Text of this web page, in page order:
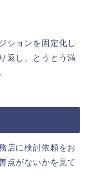
ションを固定化し
返し、とうとう満
店に検討依頼をお
点がないかを見て